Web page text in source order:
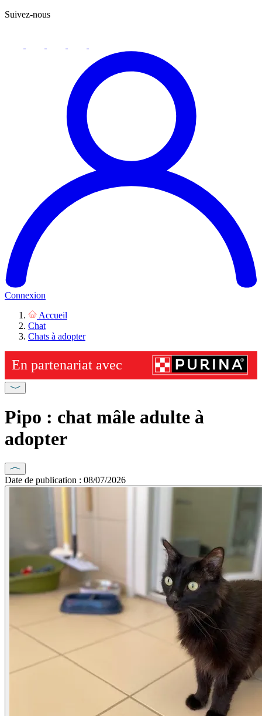
Suivez-nous
Connexion
Accueil
Chat
Chats à adopter
Pipo : chat mâle adulte à
adopter
Date de publication : 08/07/2026